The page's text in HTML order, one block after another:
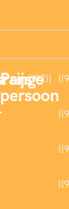
Prijs
persoon
{{92}}